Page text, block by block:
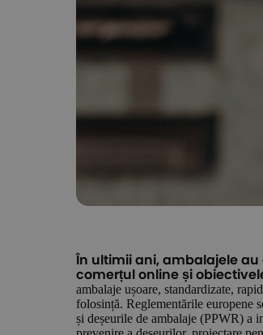
În ultimii ani, ambalajele
comerțul online și
ambalaje ușoare, standardizate,
folosință. Reglementările europene
și deșeurile de ambalaje (PPWR) a